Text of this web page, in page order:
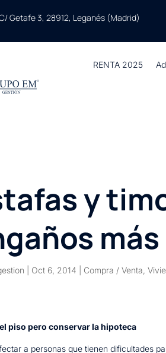
Getafe 3, 28912, Leganés (Madrid)
RENTA 2025
y
Oct 6, 2014 Compra / Venta ,
piso pero conservar la hipoteca
a personas que tienen dificultades